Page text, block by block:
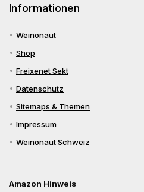
Informationen
Weinonaut
Shop
Freixenet Sekt
Datenschutz
Sitemaps & Themen
Impressum
Weinonaut Schweiz
Amazon Hinweis